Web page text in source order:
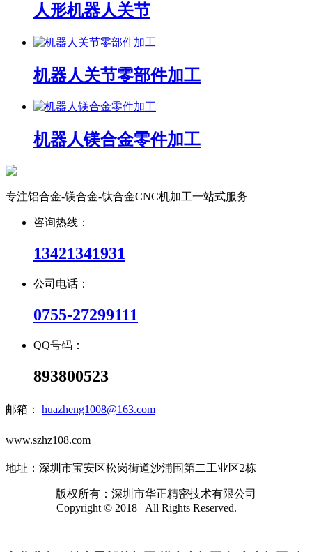
人形机器人关节
机器人关节零部件加工
机器人镁合金零件加工
专注铝合金-镁合金-钛合金CNC机加工一站式服务
咨询热线：
13421341931
公司电话：
0755-27299111
QQ号码：
893800523
邮箱： huazheng1008@163.com
www.szhz108.com
地址：深圳市宝安区松岗街道沙浦围第二工业区2栋
版权所有：深圳市华正精密技术有限公司
Copyright © 2018 All Rights Reserved.